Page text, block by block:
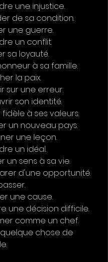
une injustice.
de sa condition.
une guerre.
un conflit.
sa loyauté.
à sa famille.
la paix.
sur une erreur.
son identité.
fidèle à ses valeurs.
un nouveau pays.
une leçon.
un idéal.
un sens à sa vie.
d'une opportunité.
une cause.
une décision difficile.
comme un chef.
chose de